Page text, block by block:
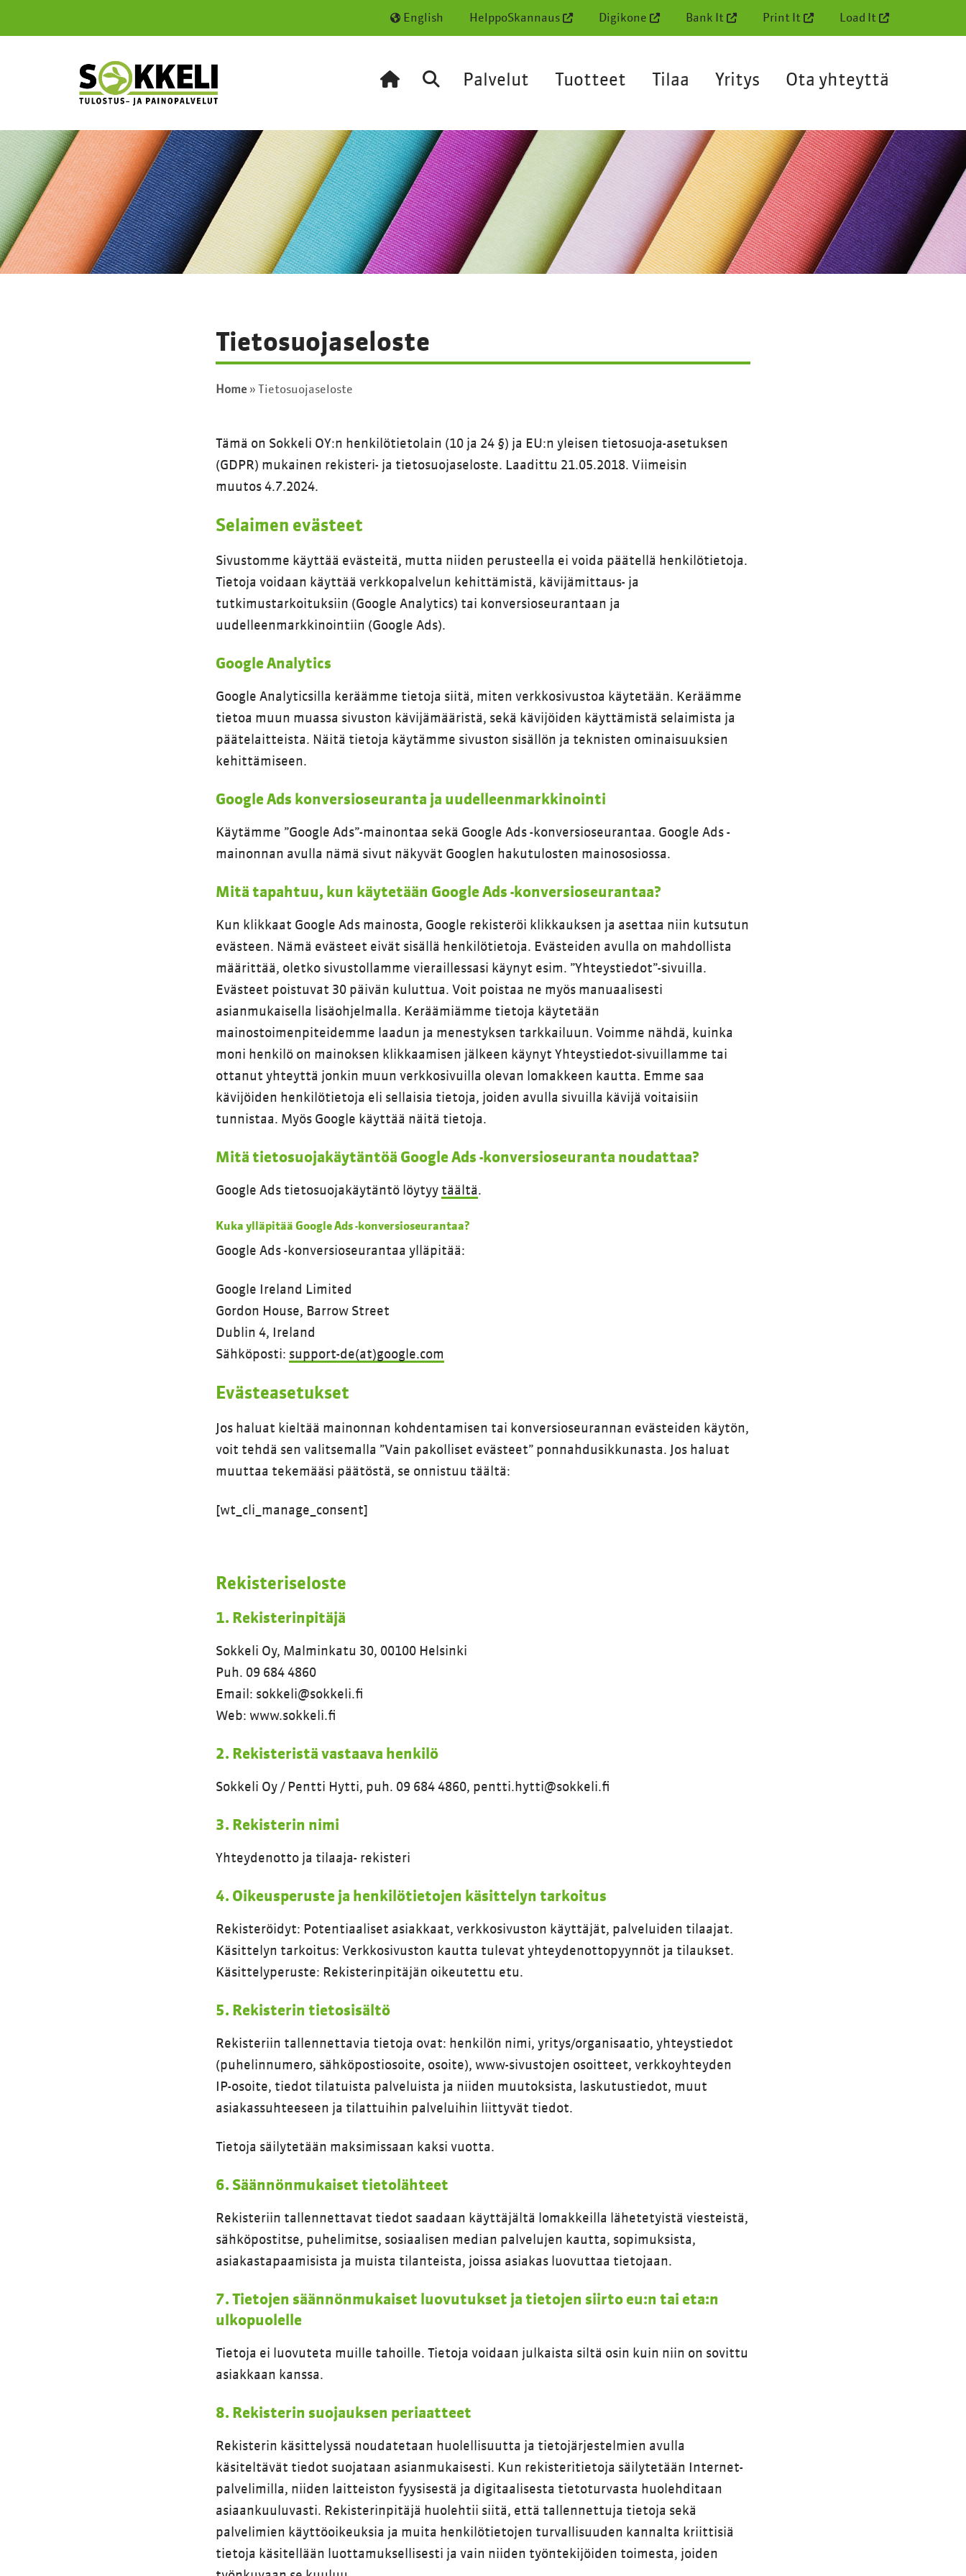
English HelppoSkannaus Digikone Bank It Print It Load It
Palvelut Tuotteet Tilaa Yritys Ota yhteyttä
Tietosuojaseloste
Home » Tietosuojaseloste
Tämä on Sokkeli OY:n henkilötietolain (10 ja 24 §) ja EU:n yleisen tietosuoja-asetuksen
(GDPR) mukainen rekisteri- ja tietosuojaseloste. Laadittu 21.05.2018. Viimeisin
muutos 4.7.2024.
Selaimen evästeet
Sivustomme käyttää evästeitä, mutta niiden perusteella ei voida päätellä henkilötietoja.
Tietoja voidaan käyttää verkkopalvelun kehittämistä, kävijämittaus- ja
tutkimustarkoituksiin (Google Analytics) tai konversioseurantaan ja
uudelleenmarkkinointiin (Google Ads).
Google Analytics
Google Analyticsilla keräämme tietoja siitä, miten verkkosivustoa käytetään. Keräämme
tietoa muun muassa sivuston kävijämääristä, sekä kävijöiden käyttämistä selaimista ja
päätelaitteista. Näitä tietoja käytämme sivuston sisällön ja teknisten ominaisuuksien
kehittämiseen.
Google Ads konversioseuranta ja uudelleenmarkkinointi
Käytämme ”Google Ads”-mainontaa sekä Google Ads -konversioseurantaa. Google Ads -
mainonnan avulla nämä sivut näkyvät Googlen hakutulosten mainososiossa.
Mitä tapahtuu, kun käytetään Google Ads -konversioseurantaa?
Kun klikkaat Google Ads mainosta, Google rekisteröi klikkauksen ja asettaa niin kutsutun
evästeen. Nämä evästeet eivät sisällä henkilötietoja. Evästeiden avulla on mahdollista
määrittää, oletko sivustollamme vieraillessasi käynyt esim. ”Yhteystiedot”-sivuilla.
Evästeet poistuvat 30 päivän kuluttua. Voit poistaa ne myös manuaalisesti
asianmukaisella lisäohjelmalla. Keräämiämme tietoja käytetään
mainostoimenpiteidemme laadun ja menestyksen tarkkailuun. Voimme nähdä, kuinka
moni henkilö on mainoksen klikkaamisen jälkeen käynyt Yhteystiedot-sivuillamme tai
ottanut yhteyttä jonkin muun verkkosivuilla olevan lomakkeen kautta. Emme saa
kävijöiden henkilötietoja eli sellaisia tietoja, joiden avulla sivuilla kävijä voitaisiin
tunnistaa. Myös Google käyttää näitä tietoja.
Mitä tietosuojakäytäntöä Google Ads -konversioseuranta noudattaa?
Google Ads tietosuojakäytäntö löytyy täältä.
Kuka ylläpitää Google Ads -konversioseurantaa?
Google Ads -konversioseurantaa ylläpitää:
Google Ireland Limited
Gordon House, Barrow Street
Dublin 4, Ireland
Sähköposti: support-de(at)google.com
Evästeasetukset
Jos haluat kieltää mainonnan kohdentamisen tai konversioseurannan evästeiden käytön,
voit tehdä sen valitsemalla ”Vain pakolliset evästeet” ponnahdusikkunasta. Jos haluat
muuttaa tekemääsi päätöstä, se onnistuu täältä:
[wt_cli_manage_consent]
Rekisteriseloste
1. Rekisterinpitäjä
Sokkeli Oy, Malminkatu 30, 00100 Helsinki
Puh. 09 684 4860
Email: sokkeli@sokkeli.fi
Web: www.sokkeli.fi
2. Rekisteristä vastaava henkilö
Sokkeli Oy / Pentti Hytti, puh. 09 684 4860, pentti.hytti@sokkeli.fi
3. Rekisterin nimi
Yhteydenotto ja tilaaja- rekisteri
4. Oikeusperuste ja henkilötietojen käsittelyn tarkoitus
Rekisteröidyt: Potentiaaliset asiakkaat, verkkosivuston käyttäjät, palveluiden tilaajat.
Käsittelyn tarkoitus: Verkkosivuston kautta tulevat yhteydenottopyynnöt ja tilaukset.
Käsittelyperuste: Rekisterinpitäjän oikeutettu etu.
5. Rekisterin tietosisältö
Rekisteriin tallennettavia tietoja ovat: henkilön nimi, yritys/organisaatio, yhteystiedot
(puhelinnumero, sähköpostiosoite, osoite), www-sivustojen osoitteet, verkkoyhteyden
IP-osoite, tiedot tilatuista palveluista ja niiden muutoksista, laskutustiedot, muut
asiakassuhteeseen ja tilattuihin palveluihin liittyvät tiedot.
Tietoja säilytetään maksimissaan kaksi vuotta.
6. Säännönmukaiset tietolähteet
Rekisteriin tallennettavat tiedot saadaan käyttäjältä lomakkeilla lähetetyistä viesteistä,
sähköpostitse, puhelimitse, sosiaalisen median palvelujen kautta, sopimuksista,
asiakastapaamisista ja muista tilanteista, joissa asiakas luovuttaa tietojaan.
7. Tietojen säännönmukaiset luovutukset ja tietojen siirto eu:n tai eta:n
ulkopuolelle
Tietoja ei luovuteta muille tahoille. Tietoja voidaan julkaista siltä osin kuin niin on sovittu
asiakkaan kanssa.
8. Rekisterin suojauksen periaatteet
Rekisterin käsittelyssä noudatetaan huolellisuutta ja tietojärjestelmien avulla
käsiteltävät tiedot suojataan asianmukaisesti. Kun rekisteritietoja säilytetään Internet-
palvelimilla, niiden laitteiston fyysisestä ja digitaalisesta tietoturvasta huolehditaan
asiaankuuluvasti. Rekisterinpitäjä huolehtii siitä, että tallennettuja tietoja sekä
palvelimien käyttöoikeuksia ja muita henkilötietojen turvallisuuden kannalta kriittisiä
tietoja käsitellään luottamuksellisesti ja vain niiden työntekijöiden toimesta, joiden